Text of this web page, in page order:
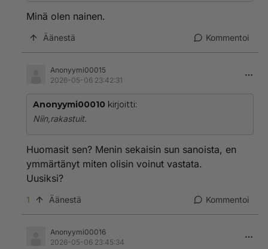
Minä olen nainen.
Äänestä Kommentoi
Anonyymi00015
2026-05-06 23:42:31
Anonyymi00010 kirjoitti:
Niin,rakastuit.
Huomasit sen? Menin sekaisin sun sanoista, en
ymmärtänyt miten olisin voinut vastata.
Uusiksi?
1 Äänestä Kommentoi
Anonyymi00016
2026-05-06 23:45:34